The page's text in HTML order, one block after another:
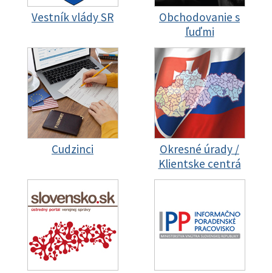
Vestník vlády SR
Obchodovanie s
ľuďmi
Cudzinci
Okresné úrady /
Klientske centrá